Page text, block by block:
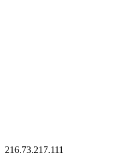
216.73.217.111